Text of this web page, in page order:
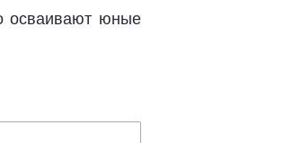
осваивают юные